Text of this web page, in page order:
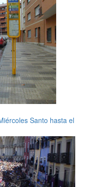
Santo hasta el